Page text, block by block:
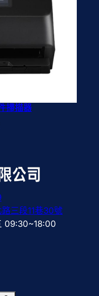
掃描器
三段11巷30號
09:30~18:00